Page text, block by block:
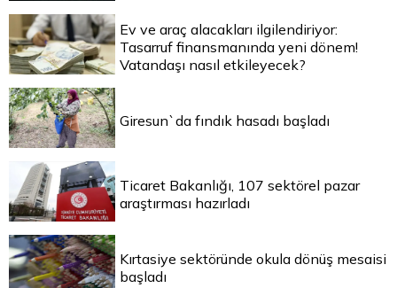
Ev ve araç alacakları ilgilendiriyor:
Tasarruf finansmanında yeni dönem!
Vatandaşı nasıl etkileyecek?
Giresun`da fındık hasadı başladı
Ticaret Bakanlığı, 107 sektörel pazar
araştırması hazırladı
Kırtasiye sektöründe okula dönüş mesaisi
başladı